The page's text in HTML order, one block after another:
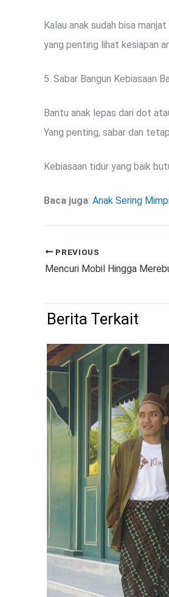
Kalau anak sudah bisa
yang penting lihat kesiapan
5. Sabar Bangun Kebiasaan
Bantu anak lepas dari dot
Yang penting, sabar dan
Kebiasaan tidur yang baik
Baca juga: Anak Sering
PREVIOUS
Berita Terkait